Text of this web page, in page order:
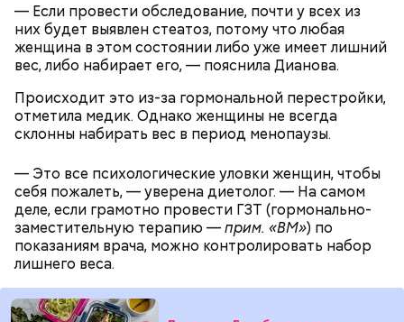
— Если провести обследование, почти у всех из
них будет выявлен стеатоз, потому что любая
женщина в этом состоянии либо уже имеет лишний
вес, либо набирает его, — пояснила Дианова.
Происходит это из-за гормональной перестройки,
отметила медик. Однако женщины не всегда
склонны набирать вес в период менопаузы.
— Это все психологические уловки женщин, чтобы
себя пожалеть, — уверена диетолог. — На самом
деле, если грамотно провести ГЗТ (гормонально-
заместительную терапию —прим. «ВМ») по
показаниям врача, можно контролировать набор
лишнего веса.
А в лесах Шатурского округа Московской области
Опасные виды грибов хорошо маскируются под
съедобные, поэтому неопытным людям очень
сложнораспознать ложный гриб. Как отличить
Однако если молния все же взорвется, то это
или загорится помещение, предупредил эксперт.
— Встречался с теми, кто уехал раньше, так как
раньше прибывал на место. Было большое чувство
радости от встречи с однополчанами, — говорит
он.